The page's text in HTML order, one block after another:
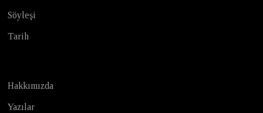
Söyleşi
Tarih
Hakkımızda
Yazılar